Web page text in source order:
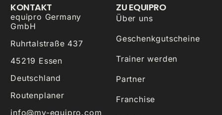
KONTAKT
equipro Germany
GmbH
Ruhrtalstraße 437
45219 Essen
Deutschland
Routenplaner
info@my-equipro.com
ZU EQUIPRO
Über uns
Geschenkgutscheine
Trainer werden
Partner
Franchise